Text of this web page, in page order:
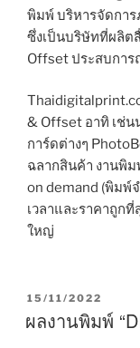
พิมพ์ บริหารจัดการ
ซึ่งเป็นบริษัทที่ผลิต
Offset ประสบกา
& Offset อาทิ เช่น
การ์ดต่างๆ
ฉลากสินค้า งานพิ
on demand (พิมพ์
เวลาและราคาถูก
ใหญ่
P
S
15/11/2022
ผลงานพิมพ์